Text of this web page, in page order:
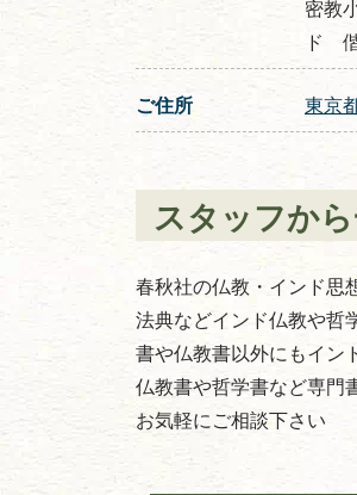
密教
ド
ご住所 東京
スタッフか
春秋社の仏教・インド思
法典などインド仏教や哲
書や仏教書以外にもイン
仏教書や哲学書など専門
お気軽にご相談下さい